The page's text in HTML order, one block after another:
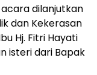
dilanjutkan
dan Kekerasan
Hj. Fitri Hayati
isteri dari Bapak